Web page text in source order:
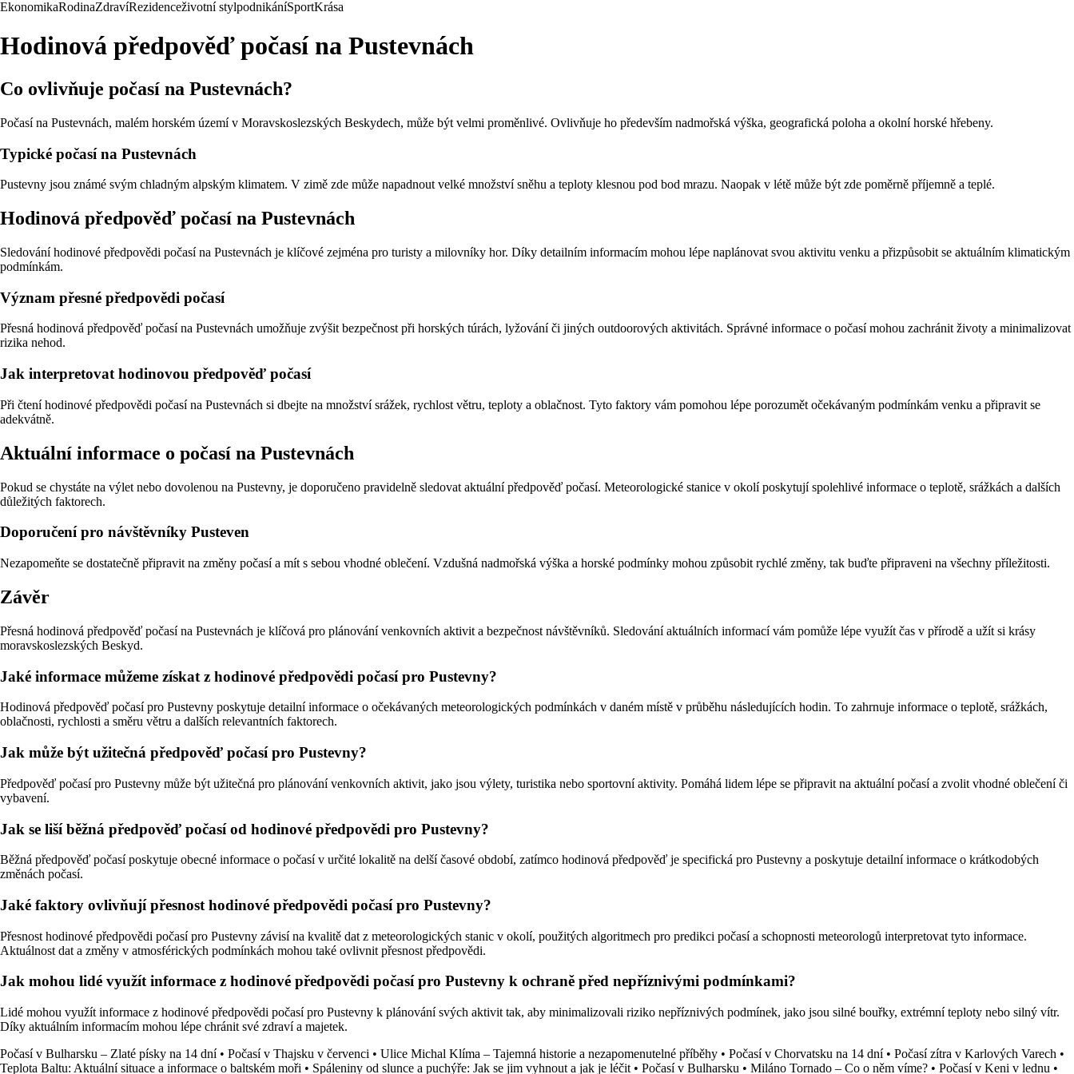
EkonomikaRodinaZdravíRezidenceživotní stylpodnikáníSportKrása
Hodinová předpověď počasí na Pustevnách
Co ovlivňuje počasí na Pustevnách?
Počasí na Pustevnách, malém horském území v Moravskoslezských Beskydech, může být velmi proměnlivé. Ovlivňuje ho především nadmořská výška, geografická poloha a okolní horské hřebeny.
Typické počasí na Pustevnách
Pustevny jsou známé svým chladným alpským klimatem. V zimě zde může napadnout velké množství sněhu a teploty klesnou pod bod mrazu. Naopak v létě může být zde poměrně příjemně a teplé.
Hodinová předpověď počasí na Pustevnách
Sledování hodinové předpovědi počasí na Pustevnách je klíčové zejména pro turisty a milovníky hor. Díky detailním informacím mohou lépe naplánovat svou aktivitu venku a přizpůsobit se aktuálním klimatickým
podmínkám.
Význam přesné předpovědi počasí
Přesná hodinová předpověď počasí na Pustevnách umožňuje zvýšit bezpečnost při horských túrách, lyžování či jiných outdoorových aktivitách. Správné informace o počasí mohou zachránit životy a minimalizovat
rizika nehod.
Jak interpretovat hodinovou předpověď počasí
Při čtení hodinové předpovědi počasí na Pustevnách si dbejte na množství srážek, rychlost větru, teploty a oblačnost. Tyto faktory vám pomohou lépe porozumět očekávaným podmínkám venku a připravit se
adekvátně.
Aktuální informace o počasí na Pustevnách
Pokud se chystáte na výlet nebo dovolenou na Pustevny, je doporučeno pravidelně sledovat aktuální předpověď počasí. Meteorologické stanice v okolí poskytují spolehlivé informace o teplotě, srážkách a dalších
důležitých faktorech.
Doporučení pro návštěvníky Pusteven
Nezapomeňte se dostatečně připravit na změny počasí a mít s sebou vhodné oblečení. Vzdušná nadmořská výška a horské podmínky mohou způsobit rychlé změny, tak buďte připraveni na všechny příležitosti.
Závěr
Přesná hodinová předpověď počasí na Pustevnách je klíčová pro plánování venkovních aktivit a bezpečnost návštěvníků. Sledování aktuálních informací vám pomůže lépe využít čas v přírodě a užít si krásy
moravskoslezských Beskyd.
Jaké informace můžeme získat z hodinové předpovědi počasí pro Pustevny?
Hodinová předpověď počasí pro Pustevny poskytuje detailní informace o očekávaných meteorologických podmínkách v daném místě v průběhu následujících hodin. To zahrnuje informace o teplotě, srážkách,
oblačnosti, rychlosti a směru větru a dalších relevantních faktorech.
Jak může být užitečná předpověď počasí pro Pustevny?
Předpověď počasí pro Pustevny může být užitečná pro plánování venkovních aktivit, jako jsou výlety, turistika nebo sportovní aktivity. Pomáhá lidem lépe se připravit na aktuální počasí a zvolit vhodné oblečení či
vybavení.
Jak se liší běžná předpověď počasí od hodinové předpovědi pro Pustevny?
Běžná předpověď počasí poskytuje obecné informace o počasí v určité lokalitě na delší časové období, zatímco hodinová předpověď je specifická pro Pustevny a poskytuje detailní informace o krátkodobých
změnách počasí.
Jaké faktory ovlivňují přesnost hodinové předpovědi počasí pro Pustevny?
Přesnost hodinové předpovědi počasí pro Pustevny závisí na kvalitě dat z meteorologických stanic v okolí, použitých algoritmech pro predikci počasí a schopnosti meteorologů interpretovat tyto informace.
Aktuálnost dat a změny v atmosférických podmínkách mohou také ovlivnit přesnost předpovědi.
Jak mohou lidé využít informace z hodinové předpovědi počasí pro Pustevny k ochraně před nepříznivými podmínkami?
Lidé mohou využít informace z hodinové předpovědi počasí pro Pustevny k plánování svých aktivit tak, aby minimalizovali riziko nepříznivých podmínek, jako jsou silné bouřky, extrémní teploty nebo silný vítr.
Díky aktuálním informacím mohou lépe chránit své zdraví a majetek.
Počasí v Bulharsku – Zlaté písky na 14 dní• Počasí v Thajsku v červenci • Ulice Michal Klíma – Tajemná historie a nezapomenutelné příběhy • Počasí v Chorvatsku na 14 dní• Počasí zítra v Karlových Varech •
Teplota Baltu: Aktuální situace a informace o baltském moři • Spáleniny od slunce a puchýře: Jak se jim vyhnout a jak je léčit • Počasí v Bulharsku • Miláno Tornado – Co o něm víme? • Počasí v Keni v lednu •